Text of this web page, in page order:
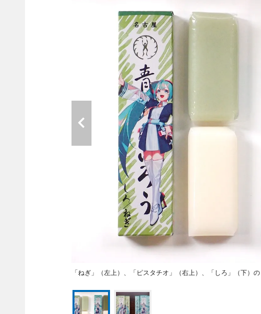
「ねぎ」（左上）、「ピスタチオ」（右上）、「しろ」（下）の